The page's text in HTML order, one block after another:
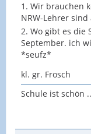
1. Wir brauchen
NRW-Lehrer
2. Wo gibt es die
September. ich
*seufz*
kl. gr. Frosch
Schule ist schön